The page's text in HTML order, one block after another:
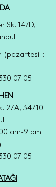
Sk. 14/D,
(pazartesi :
07 05
27A, 34710
am-9 pm
07 05